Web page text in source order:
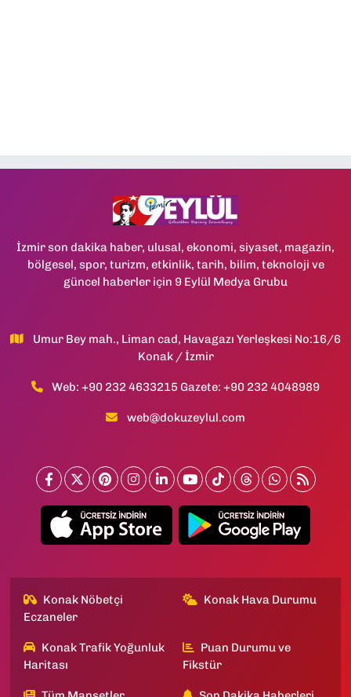
İzmir son dakika haber, ulusal, ekonomi, siyaset, magazin,
bölgesel, spor, turizm, etkinlik, tarih, bilim, teknoloji ve
güncel haberler için 9 Eylül Medya Grubu
Umur Bey mah., Liman cad, Havagazı Yerleşkesi No:16/6
Konak / İzmir
Web: +90 232 4633215 Gazete: +90 232 4048989
web@dokuzeylul.com
Konak Nöbetçi
Eczaneler
Konak Hava Durumu
Konak Trafik Yoğunluk
Haritası
Puan Durumu ve
Fikstür